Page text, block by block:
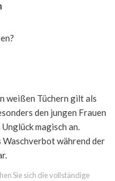
weißen Tüchern gilt als
den jungen Frauen
magisch an.
während der
Sie sich die vollständige